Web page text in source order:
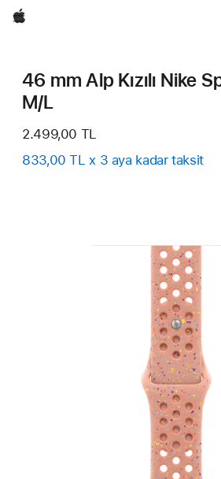
wzlhp
46 mm Alp Kızılı Nike
M/L
2.499,00 TL
833,00 TL x 3 aya kadar taksit